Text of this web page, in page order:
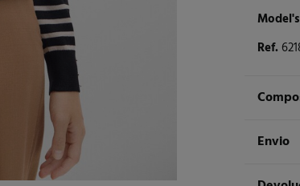
Ref.
Envio